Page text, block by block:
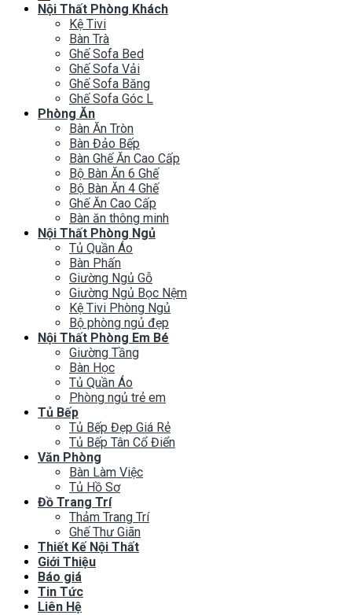
Nội Thất Phòng Khách
Kệ Tivi
Bàn Trà
Ghế Sofa Bed
Ghế Sofa Vải
Ghế Sofa Băng
Ghế Sofa Góc L
Phòng Ăn
Bàn Ăn Tròn
Bàn Đảo Bếp
Bàn Ghế Ăn Cao Cấp
Bộ Bàn Ăn 6 Ghế
Bộ Bàn Ăn 4 Ghế
Ghế Ăn Cao Cấp
Bàn ăn thông minh
Nội Thất Phòng Ngủ
Tủ Quần Áo
Bàn Phấn
Giường Ngủ Gỗ
Giường Ngủ Bọc Nệm
Kệ Tivi Phòng Ngủ
Bộ phòng ngủ đẹp
Nội Thất Phòng Em Bé
Giường Tầng
Bàn Học
Tủ Quần Áo
Phòng ngủ trẻ em
Tủ Bếp
Tủ Bếp Đẹp Giá Rẻ
Tủ Bếp Tân Cổ Điển
Văn Phòng
Bàn Làm Việc
Tủ Hồ Sơ
Đồ Trang Trí
Thảm Trang Trí
Ghế Thư Giãn
Thiết Kế Nội Thất
Giới Thiệu
Báo giá
Tin Tức
Liên Hệ